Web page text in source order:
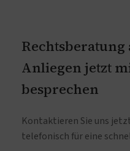
Anliegen jetzt
besprechen
Kontaktieren Sie uns
telefonisch für eine